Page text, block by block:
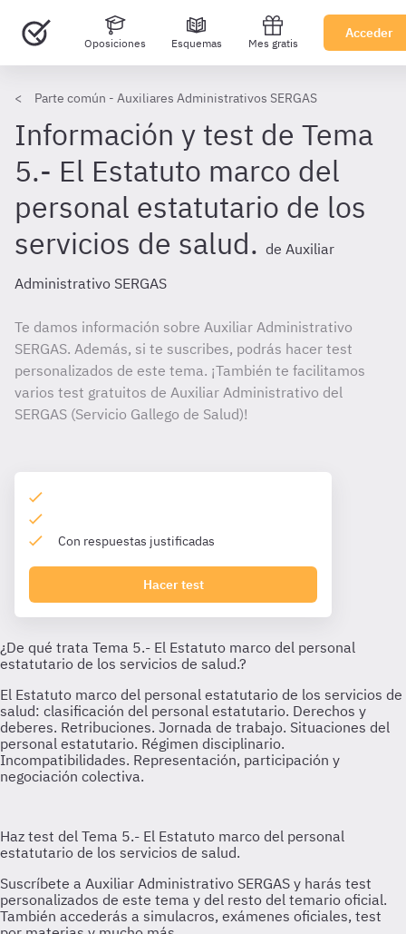
Oposiciones Esquemas Mes gratis
Acceder
Parte común - Auxiliares Administrativos SERGAS
Información y test de Tema
5.- El Estatuto marco del
personal estatutario de los
servicios de salud. de Auxiliar
Administrativo SERGAS
Te damos información sobre Auxiliar Administrativo
SERGAS. Además, si te suscribes, podrás hacer test
personalizados de este tema. ¡También te facilitamos
varios test gratuitos de Auxiliar Administrativo del
SERGAS (Servicio Gallego de Salud)!
Con respuestas justificadas
Hacer test